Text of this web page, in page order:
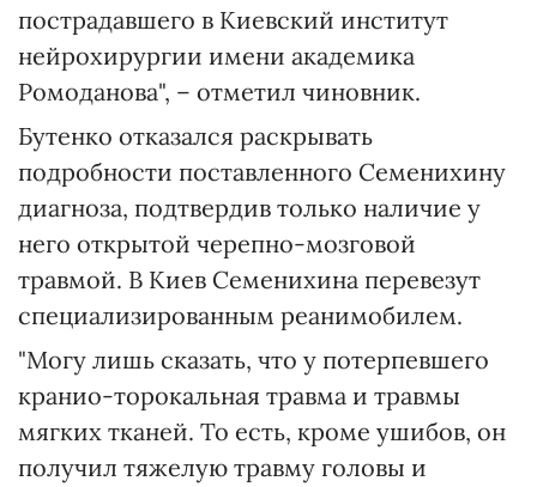
пострадавшего в Киевский институт
нейрохирургии имени академика
Ромоданова", – отметил чиновник.
Бутенко отказался раскрывать
подробности поставленного Семенихину
диагноза, подтвердив только наличие у
него открытой черепно-мозговой
травмой. В Киев Семенихина перевезут
специализированным реанимобилем.
"Могу лишь сказать, что у потерпевшего
кранио-торокальная травма и травмы
мягких тканей. То есть, кроме ушибов, он
получил тяжелую травму головы и